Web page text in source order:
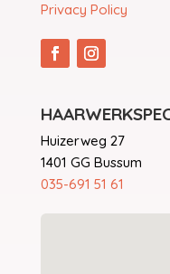
Privacy Policy
Huizerweg 27
1401 GG Bussum
035-691 51 61